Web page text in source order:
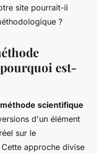
site pourrait-il
?
est-
méthode scientifique
d'un élément
sur le
approche divise